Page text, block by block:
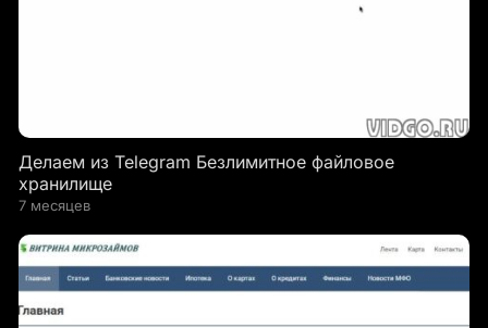
Делаем из Telegram Безлимитное файловое
хранилище
7 месяцев